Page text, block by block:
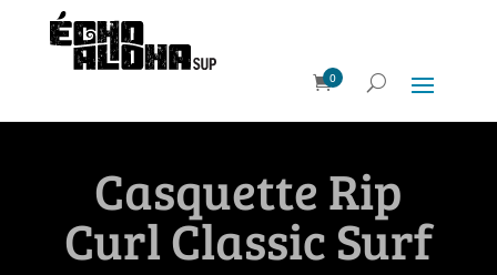
0
Casquette Rip
Curl Classic Surf